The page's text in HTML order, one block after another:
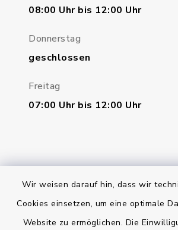
Wir weisen darauf hin, dass wir
Cookies einsetzen, um eine optimale
Website zu ermöglichen. Die
08:00 Uhr bis 12:00 Uhr
Donnerstag
geschlossen
Freitag
07:00 Uhr bis 12:00 Uhr
Bankverbindung